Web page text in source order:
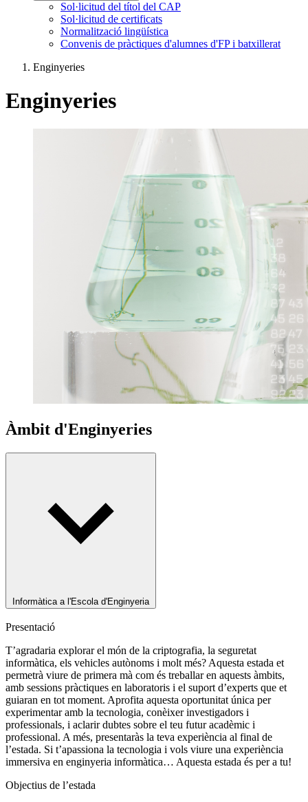
Sol·licitud del títol del CAP
Sol·licitud de certificats
Normalització lingüística
Convenis de pràctiques d'alumnes d'FP i batxillerat
Enginyeries
Enginyeries
Àmbit d'Enginyeries
Informàtica a l'Escola d'Enginyeria
Presentació
T’agradaria explorar el món de la criptografia, la seguretat
informàtica, els vehicles autònoms i molt més? Aquesta estada et
permetrà viure de primera mà com és treballar en aquests àmbits,
amb sessions pràctiques en laboratoris i el suport d’experts que et
guiaran en tot moment. Aprofita aquesta oportunitat única per
experimentar amb la tecnologia, conèixer investigadors i
professionals, i aclarir dubtes sobre el teu futur acadèmic i
professional. A més, presentaràs la teva experiència al final de
l’estada. Si t’apassiona la tecnologia i vols viure una experiència
immersiva en enginyeria informàtica… Aquesta estada és per a tu!
Objectius de l’estada